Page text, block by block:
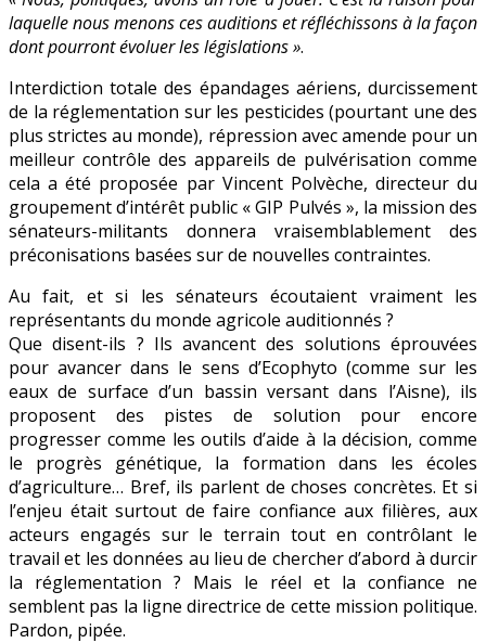
laquelle nous menons ces auditions et réfléchissons à la façon
dont pourront évoluer les législations ».
Interdiction totale des épandages aériens, durcissement
de la réglementation sur les pesticides (pourtant une des
plus strictes au monde), répression avec amende pour un
meilleur contrôle des appareils de pulvérisation comme
cela a été proposée par Vincent Polvèche, directeur du
groupement d’intérêt public « GIP Pulvés », la mission des
sénateurs-militants donnera vraisemblablement des
préconisations basées sur de nouvelles contraintes.
Au fait, et si les sénateurs écoutaient vraiment les
représentants du monde agricole auditionnés ?
Que disent-ils ? Ils avancent des solutions éprouvées
pour avancer dans le sens d’Ecophyto (comme sur les
eaux de surface d’un bassin versant dans l’Aisne), ils
proposent des pistes de solution pour encore
progresser comme les outils d’aide à la décision, comme
le progrès génétique, la formation dans les écoles
d’agriculture… Bref, ils parlent de choses concrètes. Et si
l’enjeu était surtout de faire confiance aux filières, aux
acteurs engagés sur le terrain tout en contrôlant le
travail et les données au lieu de chercher d’abord à durcir
la réglementation ? Mais le réel et la confiance ne
semblent pas la ligne directrice de cette mission politique.
Pardon, pipée.